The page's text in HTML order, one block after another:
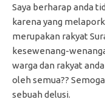
Saya berharap anda
karena yang
merupakan rakyat
kesewenang-
warga dan rakyat
oleh semua??
sebuah delusi.